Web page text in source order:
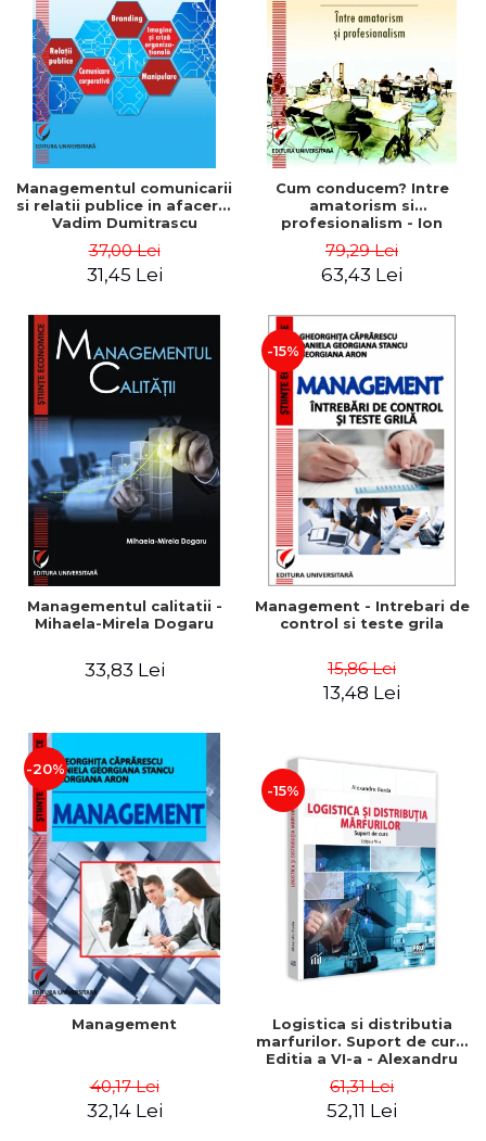
ADMINISTRATIVE
ȘTIINȚE ECONOMICE
ȘTIINȚE EXACTE
EDUCAȚIE FIZICĂ ȘI SPORT
PREUNIVERSITARIA
TIMP LIBER
ÎN CURS DE APARIȚIE
NOUTĂȚI
PACHETE DE STUDIU
PROMOȚIILE LUNII
ULTIMELE EXEMPLARE
Cum Cumpăr
Livrare
Politica de Retur
Formular de Retur
Distribuitori
Managementul comunicarii
si relatii publice in afaceri -
Vadim Dumitrascu
37,00 Lei
31,45 Lei
Cum conducem? Intre
amatorism si
profesionalism - Ion
79,29 Lei
63,43 Lei
Managementul calitatii -
Mihaela-Mirela Dogaru
33,83 Lei
-15%
Management - Intrebari de
control si teste grila
15,86 Lei
13,48 Lei
-20%
Management
40,17 Lei
32,14 Lei
-15%
Logistica si distributia
marfurilor. Suport de curs.
Editia a VI-a - Alexandru
61,31 Lei
52,11 Lei